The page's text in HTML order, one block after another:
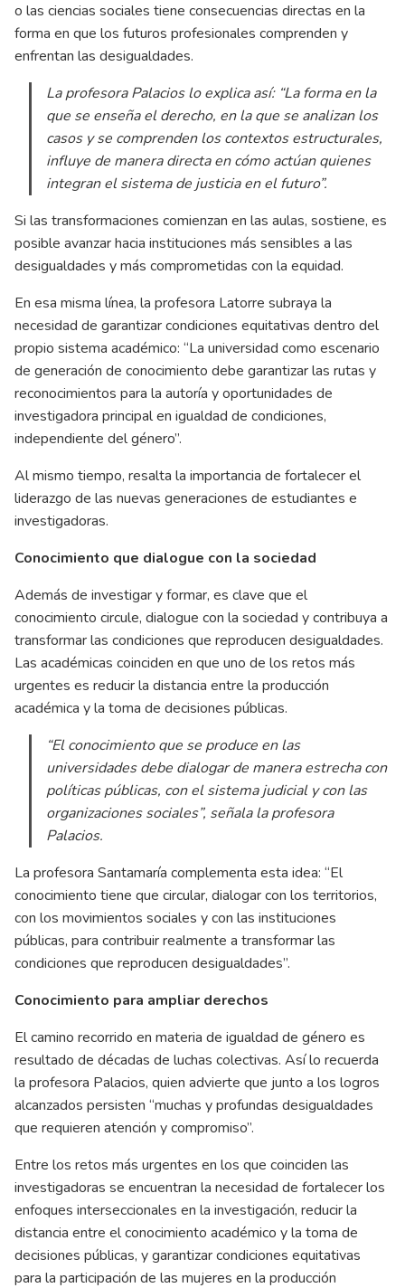
o las ciencias sociales tiene consecuencias directas en la
forma en que los futuros profesionales comprenden y
enfrentan las desigualdades.
La profesora Palacios lo explica así: “La forma en la
que se enseña el derecho, en la que se analizan los
casos y se comprenden los contextos estructurales,
influye de manera directa en cómo actúan quienes
integran el sistema de justicia en el futuro”.
Si las transformaciones comienzan en las aulas, sostiene, es
posible avanzar hacia instituciones más sensibles a las
desigualdades y más comprometidas con la equidad.
En esa misma línea, la profesora Latorre subraya la
necesidad de garantizar condiciones equitativas dentro del
propio sistema académico: “La universidad como escenario
de generación de conocimiento debe garantizar las rutas y
reconocimientos para la autoría y oportunidades de
investigadora principal en igualdad de condiciones,
independiente del género”.
Al mismo tiempo, resalta la importancia de fortalecer el
liderazgo de las nuevas generaciones de estudiantes e
investigadoras.
Conocimiento que dialogue con la sociedad
Además de investigar y formar, es clave que el
conocimiento circule, dialogue con la sociedad y contribuya a
transformar las condiciones que reproducen desigualdades.
Las académicas coinciden en que uno de los retos más
urgentes es reducir la distancia entre la producción
académica y la toma de decisiones públicas.
“El conocimiento que se produce en las
universidades debe dialogar de manera estrecha con
políticas públicas, con el sistema judicial y con las
organizaciones sociales”, señala la profesora
Palacios.
La profesora Santamaría complementa esta idea: “El
conocimiento tiene que circular, dialogar con los territorios,
con los movimientos sociales y con las instituciones
públicas, para contribuir realmente a transformar las
condiciones que reproducen desigualdades”.
Conocimiento para ampliar derechos
El camino recorrido en materia de igualdad de género es
resultado de décadas de luchas colectivas. Así lo recuerda
la profesora Palacios, quien advierte que junto a los logros
alcanzados persisten “muchas y profundas desigualdades
que requieren atención y compromiso”.
Entre los retos más urgentes en los que coinciden las
investigadoras se encuentran la necesidad de fortalecer los
enfoques interseccionales en la investigación, reducir la
distancia entre el conocimiento académico y la toma de
decisiones públicas, y garantizar condiciones equitativas
para la participación de las mujeres en la producción